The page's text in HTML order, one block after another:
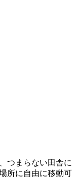
つまらない田舎に
所に自由に移動可